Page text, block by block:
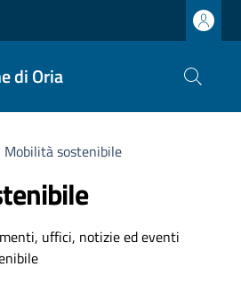
di Oria
Mobilità sostenibile
uffici, notizie ed eventi